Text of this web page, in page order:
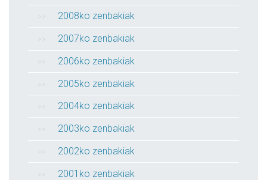
2008ko zenbakiak
2007ko zenbakiak
2006ko zenbakiak
2005ko zenbakiak
2004ko zenbakiak
2003ko zenbakiak
2002ko zenbakiak
2001ko zenbakiak